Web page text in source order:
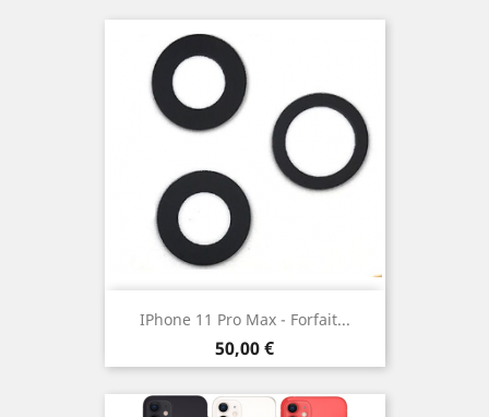
IPhone 11 Pro Max - Forfait...
Prix
50,00 €